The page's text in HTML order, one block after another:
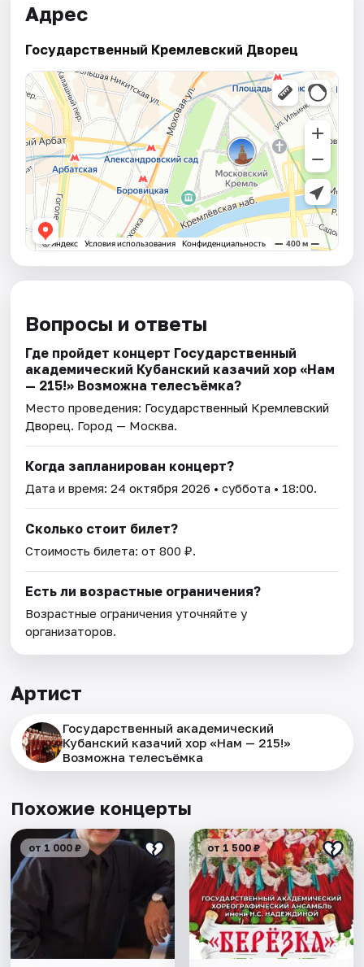
Адрес
Государственный Кремлевский Дворец
Вопросы и ответы
Где пройдет концерт Государственный
академический Кубанский казачий хор «Нам
— 215!» Возможна телесъёмка?
Место проведения: Государственный Кремлевский
Дворец. Город — Москва.
Когда запланирован концерт?
Дата и время:24 октября 2026 • суббота • 18:00.
Сколько стоит билет?
Стоимость билета: от 800 ₽.
Есть ли возрастные ограничения?
Возрастные ограничения уточняйте у
организаторов.
Артист
Государственный академический
Кубанский казачий хор «Нам — 215!»
Возможна телесъёмка
Похожие концерты
от 1 000 ₽ от 1 500 ₽